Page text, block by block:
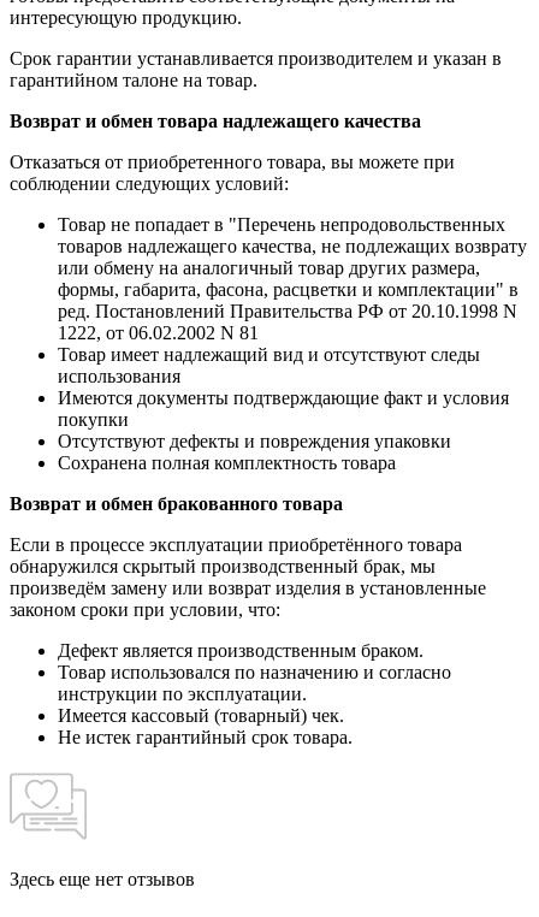
интересующую продукцию.
Срок гарантии устанавливается производителем и указан в
гарантийном талоне на товар.
Возврат и обмен товара надлежащего качества
Отказаться от приобретенного товара, вы можете при
соблюдении следующих условий:
Товар не попадает в "Перечень непродовольственных
товаров надлежащего качества, не подлежащих возврату
или обмену на аналогичный товар других размера,
формы, габарита, фасона, расцветки и комплектации" в
ред. Постановлений Правительства РФ от 20.10.1998 N
1222, от 06.02.2002 N 81
Товар имеет надлежащий вид и отсутствуют следы
использования
Имеются документы подтверждающие факт и условия
покупки
Отсутствуют дефекты и повреждения упаковки
Сохранена полная комплектность товара
Возврат и обмен бракованного товара
Если в процессе эксплуатации приобретённого товара
обнаружился скрытый производственный брак, мы
произведём замену или возврат изделия в установленные
законом сроки при условии, что:
Дефект является производственным браком.
Товар использовался по назначению и согласно
инструкции по эксплуатации.
Имеется кассовый (товарный) чек.
Не истек гарантийный срок товара.
Здесь еще нет отзывов